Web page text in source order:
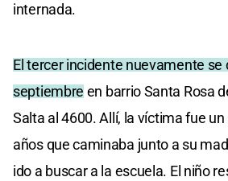
internada.
El tercer incidente nuevamente se
septiembre en barrio Santa Rosa
Salta al 4600. Allí, la víctima fue
años que caminaba junto a su
ido a buscar a la escuela. El niño